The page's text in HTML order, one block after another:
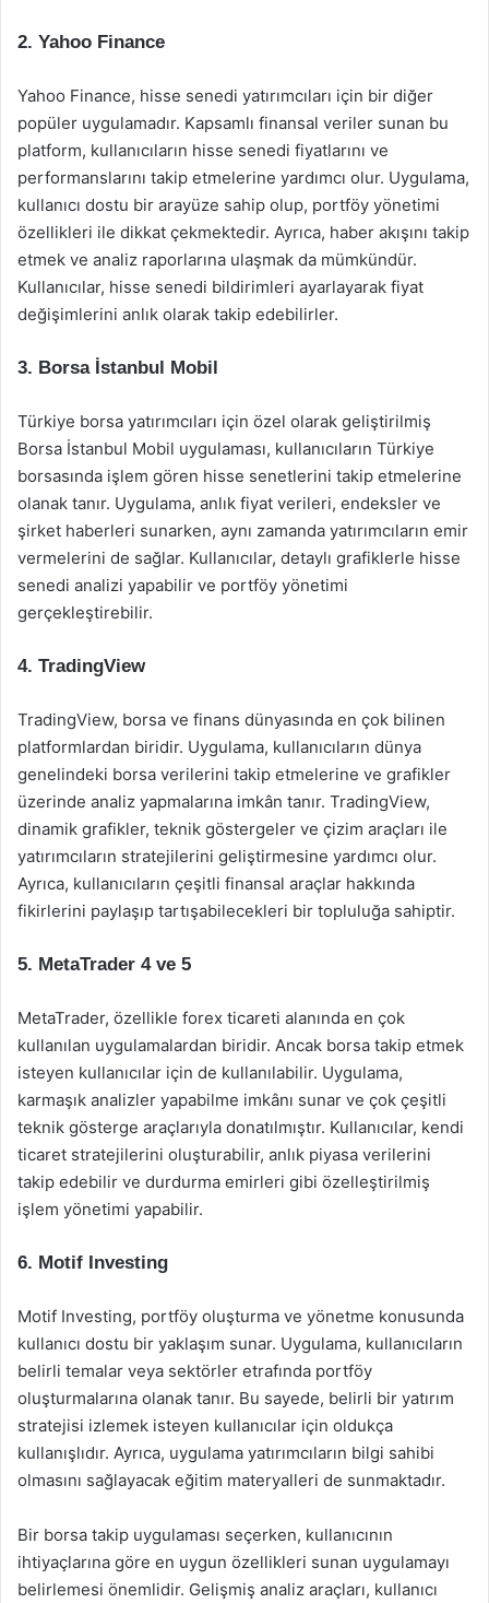
2. Yahoo Finance
Yahoo Finance, hisse senedi yatırımcıları için bir diğer
popüler uygulamadır. Kapsamlı finansal veriler sunan bu
platform, kullanıcıların hisse senedi fiyatlarını ve
performanslarını takip etmelerine yardımcı olur. Uygulama,
kullanıcı dostu bir arayüze sahip olup, portföy yönetimi
özellikleri ile dikkat çekmektedir. Ayrıca, haber akışını takip
etmek ve analiz raporlarına ulaşmak da mümkündür.
Kullanıcılar, hisse senedi bildirimleri ayarlayarak fiyat
değişimlerini anlık olarak takip edebilirler.
3. Borsa İstanbul Mobil
Türkiye borsa yatırımcıları için özel olarak geliştirilmiş
Borsa İstanbul Mobil uygulaması, kullanıcıların Türkiye
borsasında işlem gören hisse senetlerini takip etmelerine
olanak tanır. Uygulama, anlık fiyat verileri, endeksler ve
şirket haberleri sunarken, aynı zamanda yatırımcıların emir
vermelerini de sağlar. Kullanıcılar, detaylı grafiklerle hisse
senedi analizi yapabilir ve portföy yönetimi
gerçekleştirebilir.
4. TradingView
TradingView, borsa ve finans dünyasında en çok bilinen
platformlardan biridir. Uygulama, kullanıcıların dünya
genelindeki borsa verilerini takip etmelerine ve grafikler
üzerinde analiz yapmalarına imkân tanır. TradingView,
dinamik grafikler, teknik göstergeler ve çizim araçları ile
yatırımcıların stratejilerini geliştirmesine yardımcı olur.
Ayrıca, kullanıcıların çeşitli finansal araçlar hakkında
fikirlerini paylaşıp tartışabilecekleri bir topluluğa sahiptir.
5. MetaTrader 4 ve 5
MetaTrader, özellikle forex ticareti alanında en çok
kullanılan uygulamalardan biridir. Ancak borsa takip etmek
isteyen kullanıcılar için de kullanılabilir. Uygulama,
karmaşık analizler yapabilme imkânı sunar ve çok çeşitli
teknik gösterge araçlarıyla donatılmıştır. Kullanıcılar, kendi
ticaret stratejilerini oluşturabilir, anlık piyasa verilerini
takip edebilir ve durdurma emirleri gibi özelleştirilmiş
işlem yönetimi yapabilir.
6. Motif Investing
Motif Investing, portföy oluşturma ve yönetme konusunda
kullanıcı dostu bir yaklaşım sunar. Uygulama, kullanıcıların
belirli temalar veya sektörler etrafında portföy
oluşturmalarına olanak tanır. Bu sayede, belirli bir yatırım
stratejisi izlemek isteyen kullanıcılar için oldukça
kullanışlıdır. Ayrıca, uygulama yatırımcıların bilgi sahibi
olmasını sağlayacak eğitim materyalleri de sunmaktadır.
Bir borsa takip uygulaması seçerken, kullanıcının
ihtiyaçlarına göre en uygun özellikleri sunan uygulamayı
belirlemesi önemlidir. Gelişmiş analiz araçları, kullanıcı